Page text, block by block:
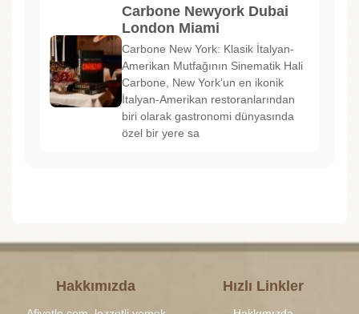
Carbone Newyork Dubai
London Miami
Carbone New York: Klasik İtalyan-
Amerikan Mutfağının Sinematik Hali
Carbone, New York’un en ikonik
İtalyan-Amerikan restoranlarından
biri olarak gastronomi dünyasında
özel bir yere sa
Hakkımızda Hızlı Linkler